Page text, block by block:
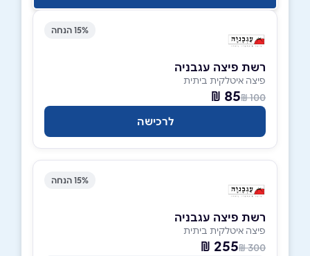
15% הנחה
רשת פיצה עגבניה
פיצה איטלקית ביתית
100 ₪
85 ₪
לרכישה
15% הנחה
רשת פיצה עגבניה
פיצה איטלקית ביתית
300 ₪
255 ₪